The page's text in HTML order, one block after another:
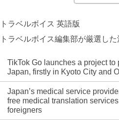
トラベルボイス 英語版
トラベルボイス編集部が厳選し
TikTok Go launches a project
Japan, firstly in Kyoto City and
Japan’s medical service
free medical translation
foreigners